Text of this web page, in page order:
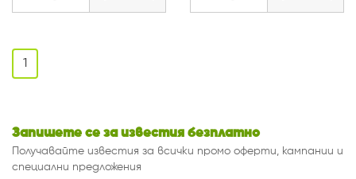
1
Запишете се за известия безплатно
Получавайте известия за всички промо оферти, кампании и
специални предложения